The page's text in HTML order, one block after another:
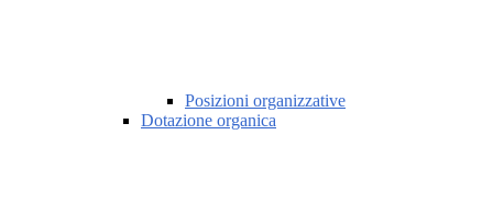
Posizioni organizzative
Dotazione organica